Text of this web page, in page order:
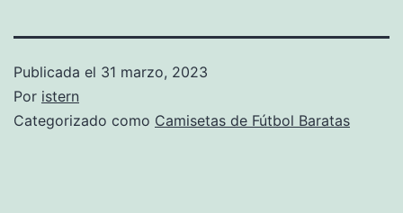
Publicada el 31 marzo, 2023
Por istern
Categorizado como Camisetas de Fútbol Baratas